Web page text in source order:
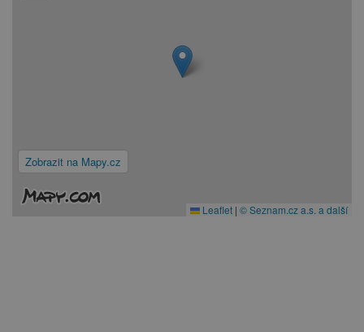
Zobrazit na Mapy.cz
Leaflet | © Seznam.cz a.s. a další